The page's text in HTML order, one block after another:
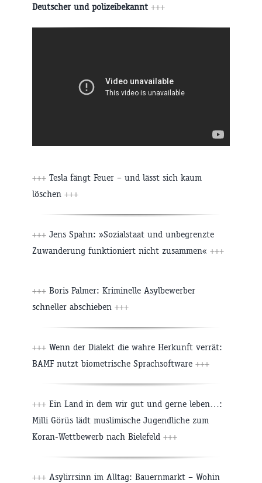
Deutscher und polizeibekannt +++
+++ Tesla fängt Feuer – und lässt sich kaum
löschen +++
+++ Jens Spahn: »Sozialstaat und unbegrenzte
Zuwanderung funktioniert nicht zusammen« +++
+++ Boris Palmer: Kriminelle Asylbewerber
schneller abschieben +++
+++ Wenn der Dialekt die wahre Herkunft verrät:
BAMF nutzt biometrische Sprachsoftware +++
+++ Ein Land in dem wir gut und gerne leben…:
Milli Görüs lädt muslimische Jugendliche zum
Koran-Wettbewerb nach Bielefeld +++
+++ Asylirrsinn im Alltag: Bauernmarkt – Wohin